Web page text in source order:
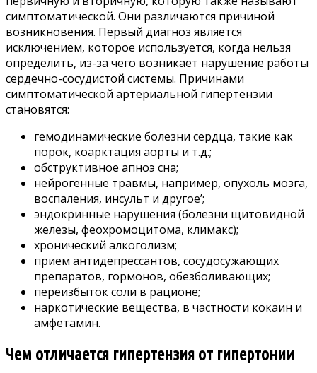
симптоматической. Они различаются причиной
возникновения. Первый диагноз является
исключением, которое используется, когда нельзя
определить, из-за чего возникает нарушение работы
сердечно-сосудистой системы. Причинами
симптоматической артериальной гипертензии
становятся:
гемодинамические болезни сердца, такие как
порок, коарктация аорты и т.д.;
обструктивное апноэ сна;
нейрогенные травмы, например, опухоль мозга,
воспаления, инсульт и другое’;
эндокринные нарушения (болезни щитовидной
железы, феохромоцитома, климакс);
хронический алкоголизм;
прием антидепрессантов, сосудосужающих
препаратов, гормонов, обезболивающих;
переизбыток соли в рационе;
наркотические вещества, в частности кокаин и
амфетамин.
Чем отличается гипертензия от гипертонии